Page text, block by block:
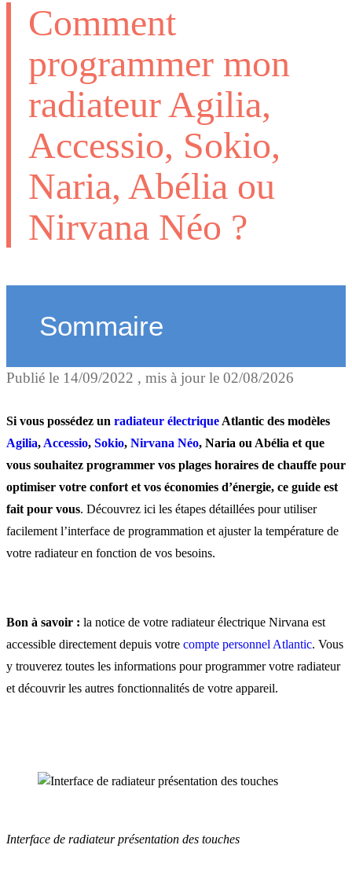
Comment
programmer mon
radiateur Agilia,
Accessio, Sokio,
Naria, Abélia ou
Nirvana Néo ?
Sommaire
Comment créer un
programme horaire pour
radiateurs Atlantic ?
Tutoriel vidéo :
Programmer votre
l’application Cozytouch
Publié le 14/09/2022 , mis à jour le 02/08/2026
Si vous possédez un radiateur électrique Atlantic des modèles
Agilia, Accessio, Sokio, Nirvana Néo, Naria ou Abélia et que
vous souhaitez programmer vos plages horaires de chauffe pour
optimiser votre confort et vos économies d’énergie, ce guide est
fait pour vous. Découvrez ici les étapes détaillées pour utiliser
facilement l’interface de programmation et ajuster la température de
votre radiateur en fonction de vos besoins.
Bon à savoir : la notice de votre radiateur électrique Nirvana est
accessible directement depuis votre compte personnel Atlantic. Vous
y trouverez toutes les informations pour programmer votre radiateur
et découvrir les autres fonctionnalités de votre appareil.
Interface de radiateur présentation des touches